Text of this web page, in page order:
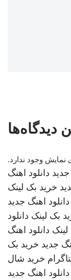
دیدگاه‌ها
نمایش وجود ندارد.
جدید دانلود اهنگ
خرید بک لینک
دانلود اهنگ جدید
بک لینک دانلود
دانلود اهنگ
جدید خرید بک
خرید شال
دانلود اهنگ جدید